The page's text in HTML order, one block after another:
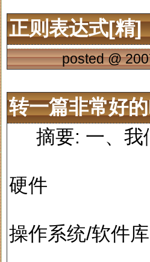
正则表达式[精]
posted @
转一篇非常好
摘要: 一、我
硬件
操作系统/软件库